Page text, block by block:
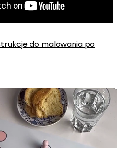
do malowania po